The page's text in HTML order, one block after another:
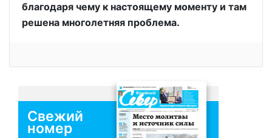
благодаря чему к настоящему моменту и там
решена многолетняя проблема.
Свежий
номер